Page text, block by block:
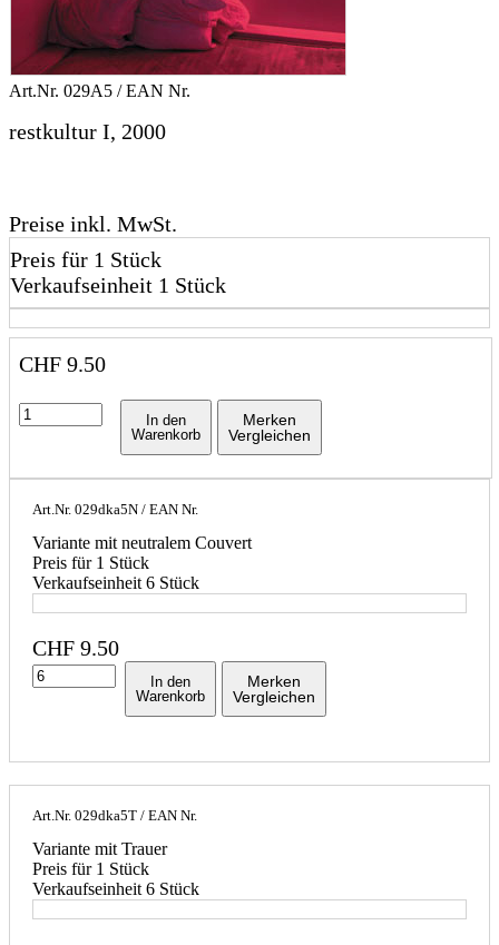
Art.Nr. 029A5 / EAN Nr.
restkultur I, 2000
Preise inkl. MwSt.
Preis für 1 Stück
Verkaufseinheit 1 Stück
CHF 9.50
In den
Warenkorb
Merken
Vergleichen
Art.Nr. 029dka5N / EAN Nr.
Variante mit neutralem Couvert
Preis für 1 Stück
Verkaufseinheit 6 Stück
CHF 9.50
In den
Warenkorb
Merken
Vergleichen
Art.Nr. 029dka5T / EAN Nr.
Variante mit Trauer
Preis für 1 Stück
Verkaufseinheit 6 Stück